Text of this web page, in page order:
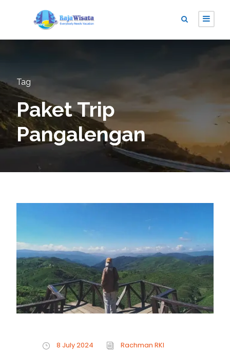
Tag
Paket Trip
Pangalengan
8 July 2024
Rachman RKI